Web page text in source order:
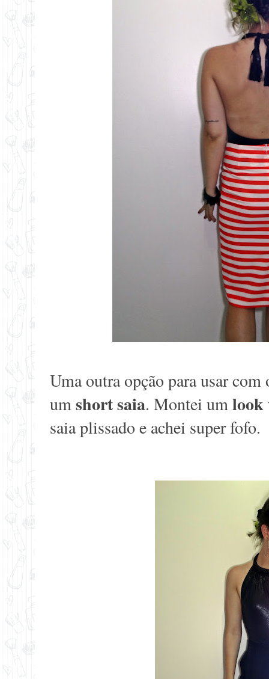
Uma outra opção para usar
umshort saia. Montei umlook
saia plissado e achei super fofo.